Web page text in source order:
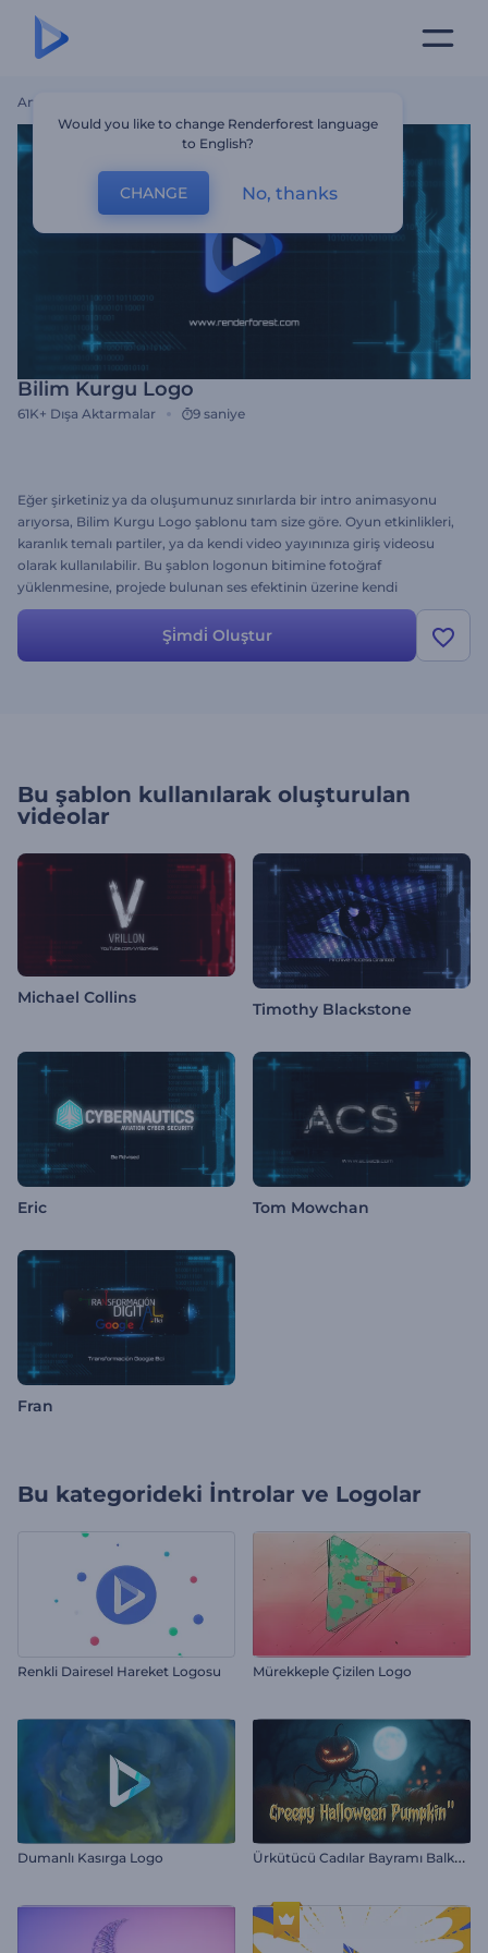
Ana Sayfa
Bilim Kurgu Logo
61K+ Dışa Aktarmalar 9 saniye
Eğer şirketiniz ya da oluşumunuz sınırlarda bir intro animasyonu
arıyorsa, Bilim Kurgu Logo şablonu tam size göre. Oyun etkinlikleri,
karanlık temalı partiler, ya da kendi video yayınınıza giriş videosu
olarak kullanılabilir. Bu şablon logonun bitimine fotoğraf
yüklenmesine, projede bulunan ses efektinin üzerine kendi
eklediğiniz müziğin çalmasına olanak sağlar.
Şi̇mdi̇ Oluştur
Bu şablon kullanılarak oluşturulan
videolar
Michael Collins
Timothy Blackstone
Eric Tom Mowchan
Fran
Bu kategorideki İntrolar ve Logolar
Renkli Dairesel Hareket Logosu Mürekkeple Çizilen Logo
Dumanlı Kasırga Logo Ü
rkütücü Cadılar Bayramı Balkabağı Girişi
Would you like to change Renderforest language
to English?
CHANGE No, thanks